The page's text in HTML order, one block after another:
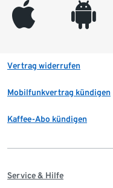
appleinc android
Vertrag widerrufen
Mobilfunkvertrag kündigen
Kaffee-Abo kündigen
Service & Hilfe